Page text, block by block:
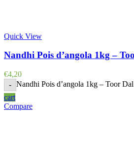
Quick View
Nandhi Pois d’angola 1kg –
€4,20
- Nandhi Pois d’angola 1kg – Toor
cart
Compare